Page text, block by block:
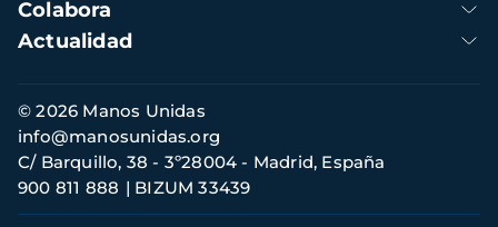
Colabora
Actualidad
Información
de
contacto
© 2026 Manos Unidas
C/ Barquillo, 38 - 3º28004 - Madrid, España
900 811 888
BIZUM 33439
info@manosunidas.org